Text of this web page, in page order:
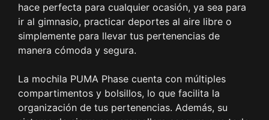
hace perfecta para cualquier ocasión, ya sea para
ir al gimnasio, practicar deportes al aire libre o
simplemente para llevar tus pertenencias de
manera cómoda y segura.
La mochila PUMA Phase cuenta con múltiples
compartimentos y bolsillos, lo que facilita la
organización de tus pertenencias. Además, su